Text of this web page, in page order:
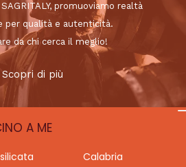
promuoviamo realtà
per qualità e autenticità.
da chi cerca il meglio!
Scopri di più
A ME
Calabria